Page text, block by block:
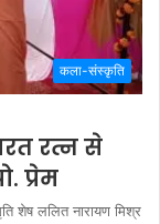
कला-संस्कृति
रत्न से
प्रेम
शेष ललित नारायण मिश्र